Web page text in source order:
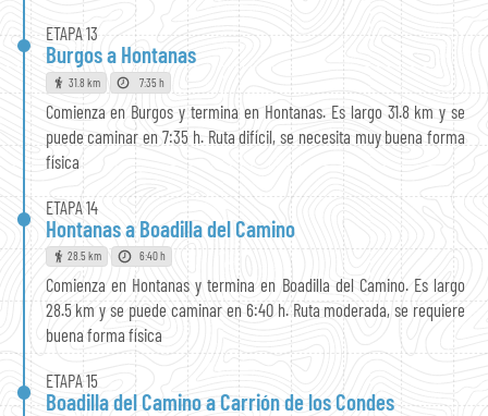
ETAPA 13
Burgos a Hontanas
31.8 km 7:35 h
Comienza en Burgos y termina en Hontanas. Es largo 31.8 km y se
puede caminar en 7:35 h. Ruta difícil, se necesita muy buena forma
física
ETAPA 14
Hontanas a Boadilla del Camino
28.5 km 6:40 h
Comienza en Hontanas y termina en Boadilla del Camino. Es largo
28.5 km y se puede caminar en 6:40 h. Ruta moderada, se requiere
buena forma física
ETAPA 15
Boadilla del Camino a Carrión de los Condes